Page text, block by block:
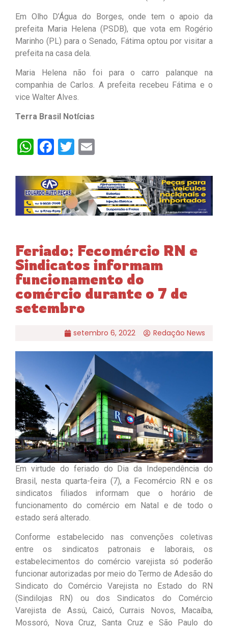
Em Olho D’Água do Borges, onde tem o apoio da
prefeita Maria Helena (PSDB), que vota em Rogério
Marinho (PL) para o Senado, Fátima optou por visitar a
prefeita na casa dela.
Maria Helena não foi para o carro palanque na
companhia de Carlos. A prefeita recebeu Fátima e o
vice Walter Alves.
Terra Brasil Notícias
WhatsApp
Facebook
Twitter
Feriado: Fecomércio RN e
Sindicatos informam
funcionamento do
comércio durante o 7 de
setembro
setembro 6, 2022 Redação News
Em virtude do feriado do Dia da Independência do
Brasil, nesta quarta-feira (7), a Fecomércio RN e os
sindicatos filiados informam que o horário de
funcionamento do comércio em Natal e de todo o
estado será alterado.
Conforme estabelecido nas convenções coletivas
entre os sindicatos patronais e laborais, os
estabelecimentos do comércio varejista só poderão
funcionar autorizadas por meio do Termo de Adesão do
Sindicato do Comércio Varejista no Estado do RN
(Sindilojas RN) ou dos Sindicatos do Comércio
Varejista de Assú, Caicó, Currais Novos, Macaíba,
Mossoró, Nova Cruz, Santa Cruz e São Paulo do